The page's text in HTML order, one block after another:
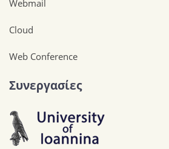
Webmail
Cloud
Web Conference
Συνεργασίες